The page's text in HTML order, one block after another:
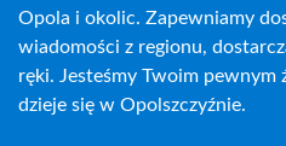
Opola i okolic. Zapewniamy
wiadomości z regionu,
ręki. Jesteśmy Twoim
dzieje się w Opolszczyźnie.